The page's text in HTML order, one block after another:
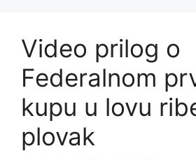
Video prilog o
Federalnom
kupu u lovu
plovak